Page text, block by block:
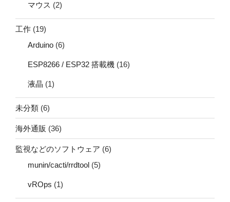
マウス (2)
工作 (19)
Arduino (6)
ESP8266 / ESP32 搭載機 (16)
液晶 (1)
未分類 (6)
海外通販 (36)
監視などのソフトウェア (6)
munin/cacti/rrdtool (5)
vROps (1)